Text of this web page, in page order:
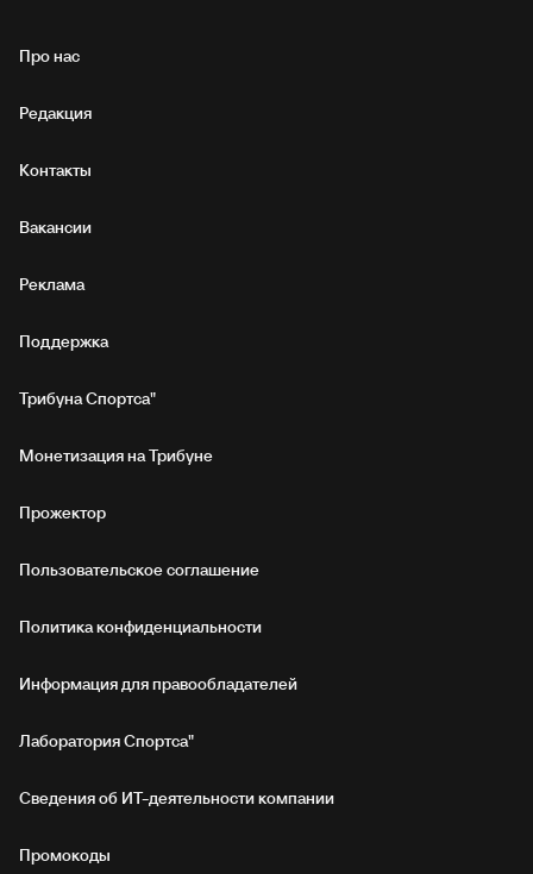
Про нас
Редакция
Контакты
Вакансии
Реклама
Поддержка
Трибуна Спортса"
Монетизация на Трибуне
Прожектор
Пользовательское соглашение
Политика конфиденциальности
Информация для правообладателей
Лаборатория Спортса"
Сведения об ИТ‑деятельности компании
Промокоды